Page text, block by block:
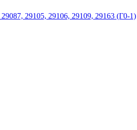
29105, 29106, 29109, 29163 (Г0-1)